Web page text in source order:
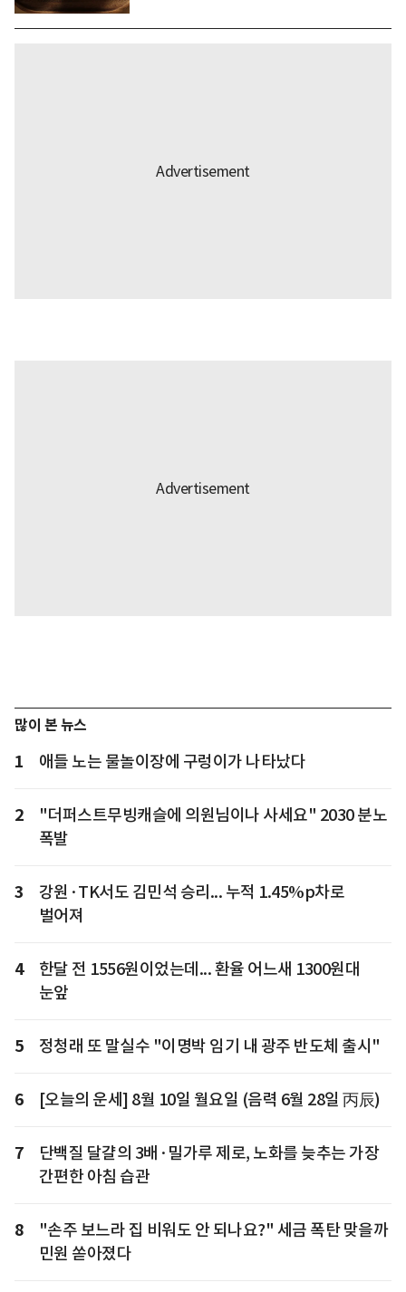
많이 본 뉴스
1 애들 노는 물놀이장에 구렁이가 나타났다
2
"더퍼스트무빙캐슬에 의원님이나 사세요" 2030 분노
폭발
3
강원·TK서도 김민석 승리... 누적 1.45%p차로
벌어져
4
한달 전 1556원이었는데... 환율 어느새 1300원대
눈앞
5 정청래 또 말실수 "이명박 임기 내 광주 반도체 출시"
6 [오늘의 운세] 8월 10일 월요일 (음력 6월 28일 丙辰)
7
단백질 달걀의 3배·밀가루 제로, 노화를 늦추는 가장
간편한 아침 습관
8
"손주 보느라 집 비워도 안 되나요?" 세금 폭탄 맞을까
민원 쏟아졌다